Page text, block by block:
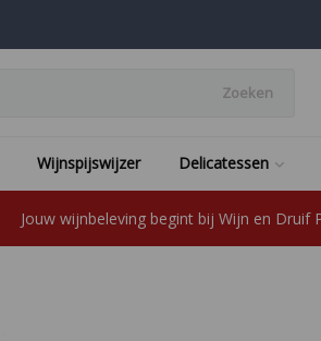
Zoeken
Wijnspijswijzer Delicatessen
Jouw wijnbeleving begint bij Wijn en Druif